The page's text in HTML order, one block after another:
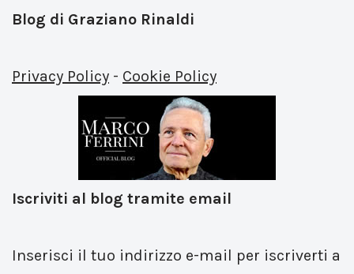
Blog di Graziano Rinaldi
Privacy Policy - Cookie Policy
Iscriviti al blog tramite email
Inserisci il tuo indirizzo e-mail per iscriverti a